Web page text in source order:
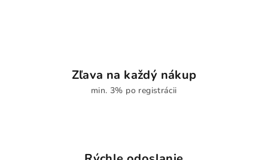
Zľava na každý nákup
min. 3% po registrácii